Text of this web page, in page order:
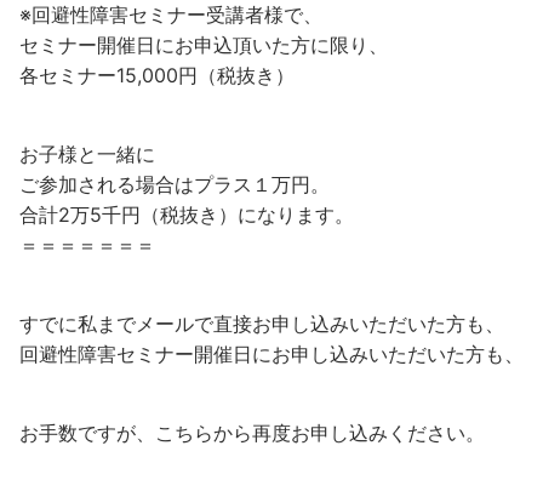
※回避性障害セミナー受講者様で、
セミナー開催日にお申込頂いた方に限り、
各セミナー15,000円（税抜き）
お子様と一緒に
ご参加される場合はプラス１万円。
合計2万5千円（税抜き）になります。
＝＝＝＝＝＝＝
すでに私までメールで直接お申し込みいただいた方も、
回避性障害セミナー開催日にお申し込みいただいた方も、
お手数ですが、こちらから再度お申し込みください。